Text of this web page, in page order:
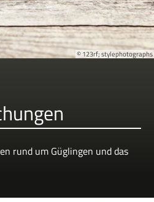
© 123rf; stylephotographs
rund um Güglingen und das